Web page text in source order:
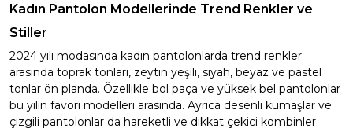
Kadın Pantolon Modellerinde Trend Renkler ve
Stiller
2024 yılı modasında kadın pantolonlarda trend renkler
arasında toprak tonları, zeytin yeşili, siyah, beyaz ve pastel
tonlar ön planda. Özellikle bol paça ve yüksek bel pantolonlar
bu yılın favori modelleri arasında. Ayrıca desenli kumaşlar ve
çizgili pantolonlar da hareketli ve dikkat çekici kombinler